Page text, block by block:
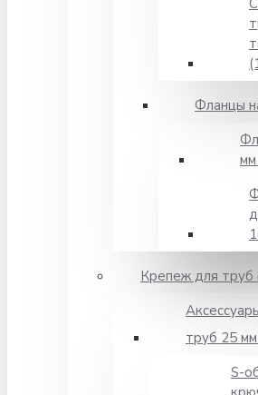
Фланцы
мм
Крепеж для труб
труб 25 мм
S-